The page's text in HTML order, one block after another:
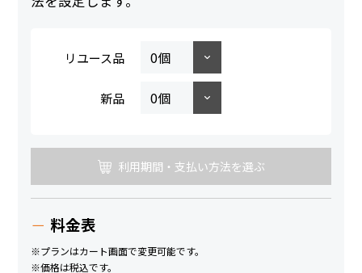
リユース品
新品
利用期間・支払い方法を選ぶ
料金表
※プランはカート画面で変更可能です。
※価格は税込です。